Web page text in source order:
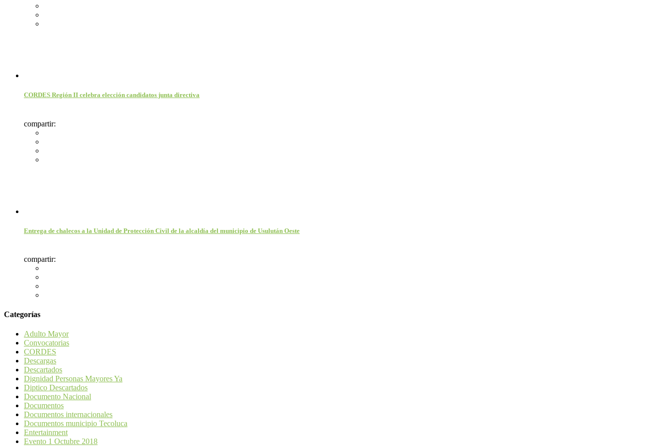
CORDES Región II celebra elección candidatos junta directiva
compartir:
Entrega de chalecos a la Unidad de Protección Civil de la alcaldía del municipio de Usulután Oeste
compartir:
Categorías
Adulto Mayor
Convocatorias
CORDES
Descargas
Descartados
Dignidad Personas Mayores Ya
Diptico Descartados
Documento Nacional
Documentos
Documentos internacionales
Documentos municipio Tecoluca
Entertainment
Evento 1 Octubre 2018